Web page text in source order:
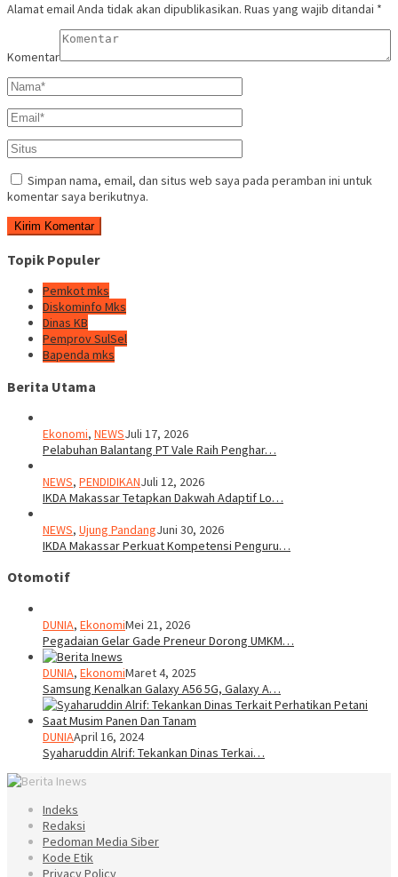
Alamat email Anda tidak akan dipublikasikan. Ruas yang wajib ditandai *
Komentar
Simpan nama, email, dan situs web saya pada peramban ini untuk
komentar saya berikutnya.
Topik Populer
Pemkot mks
Diskominfo Mks
Dinas KB
Pemprov SulSel
Bapenda mks
Berita Utama
Ekonomi, NEWSJuli 17, 2026
Pelabuhan Balantang PT Vale Raih Penghar…
NEWS, PENDIDIKANJuli 12, 2026
IKDA Makassar Tetapkan Dakwah Adaptif Lo…
NEWS, Ujung PandangJuni 30, 2026
IKDA Makassar Perkuat Kompetensi Penguru…
Otomotif
DUNIA, EkonomiMei 21, 2026
Pegadaian Gelar Gade Preneur Dorong UMKM…
DUNIA, EkonomiMaret 4, 2025
Samsung Kenalkan Galaxy A56 5G, Galaxy A…
DUNIAApril 16, 2024
Syaharuddin Alrif: Tekankan Dinas Terkai…
Indeks
Redaksi
Pedoman Media Siber
Kode Etik
Privacy Policy